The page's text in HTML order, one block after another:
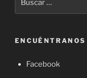
por:
ENCUÉNTRANOS
Facebook